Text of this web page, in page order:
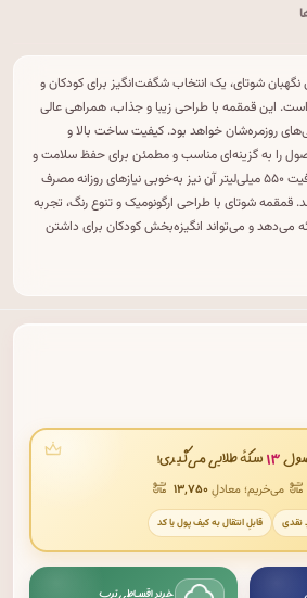
نگهبان شوتای، یک انتخاب شگفت‌انگیز برای کودکان و
این قمقمه با طراحی زیبا و جذاب، همراهی عالی
روزمره‌شان خواهد بود. کیفیت ساخت بالا و
را به گزینه‌ای مناسب و مطمئن برای حفظ سلامت و
بهداشت تبدیل کرده است. ظرفیت ۵۵۰ میلی‌لیتر آن نیز به‌خوبی نیازهای روزانه مصرف
قمقمه شوتای با طراحی ارگونومیک و تنوع رنگ، تجربه
می‌دهد و می‌تواند انگیزه‌بخش کودکان برای داشتن
۱۳ سکهٔ طلایی می‌گیری!
می‌خریم؛ معادلِ۱۳٬۷۵۰
قابلِ انتقال به کیف پول یا کد
خرید اقساطی ترب